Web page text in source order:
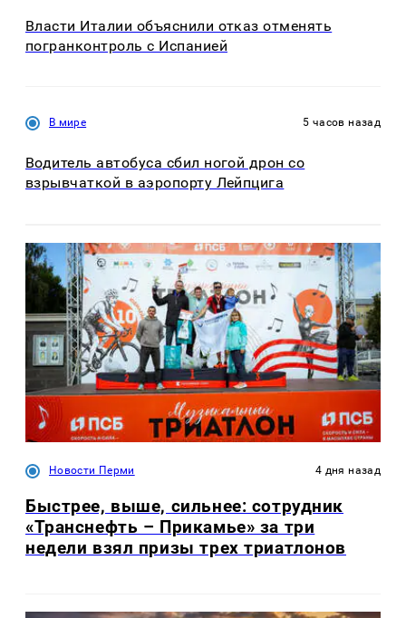
Власти Италии объяснили отказ отменять
погранконтроль с Испанией
В мире 5 часов назад
Водитель автобуса сбил ногой дрон со
взрывчаткой в аэропорту Лейпцига
Новости Перми 4 дня назад
Быстрее, выше, сильнее: сотрудник
«Транснефть – Прикамье» за три
недели взял призы трех триатлонов